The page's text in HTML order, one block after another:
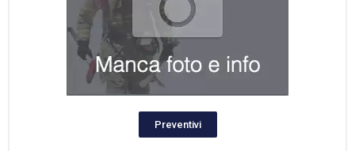
Preventivi